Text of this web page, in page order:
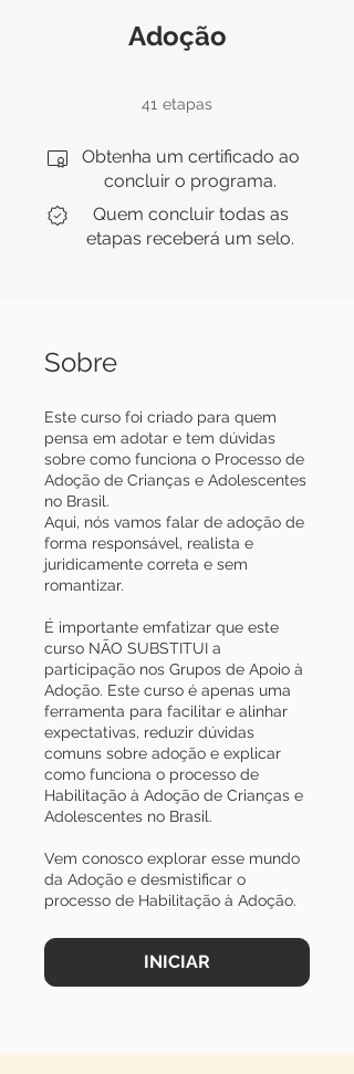
Adoção
41 etapas
Obtenha um certificado ao
concluir o programa.
Quem concluir todas as
etapas receberá um selo.
Sobre
Este curso foi criado para quem
pensa em adotar e tem dúvidas
sobre como funciona o Processo de
Adoção de Crianças e Adolescentes
no Brasil.
Aqui, nós vamos falar de adoção de
forma responsável, realista e
juridicamente correta e sem
romantizar.
É importante emfatizar que este
curso NÃO SUBSTITUI a
participação nos Grupos de Apoio à
Adoção. Este curso é apenas uma
ferramenta para facilitar e alinhar
expectativas, reduzir dúvidas
comuns sobre adoção e explicar
como funciona o processo de
Habilitação à Adoção de Crianças e
Adolescentes no Brasil.
Vem conosco explorar esse mundo
da Adoção e desmistificar o
processo de Habilitação à Adoção.
INICIAR